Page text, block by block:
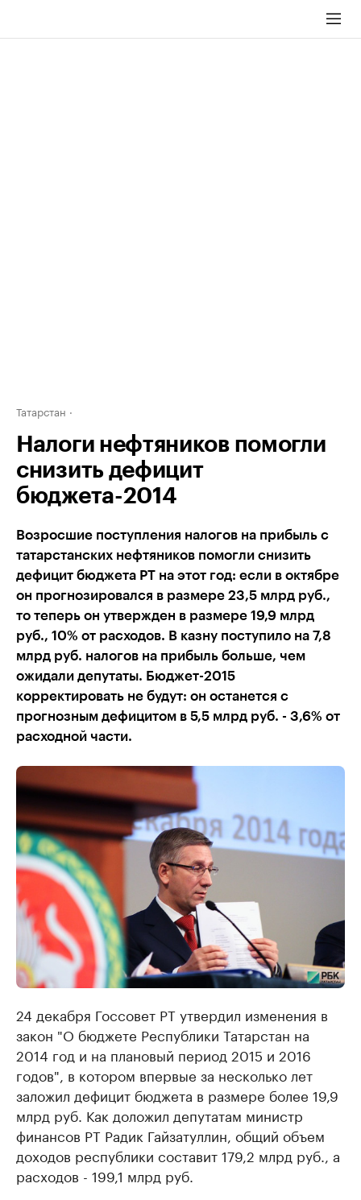
Татарстан
Налоги нефтяников помогли
снизить дефицит
бюджета-2014
Возросшие поступления налогов на прибыль с
татарстанских нефтяников помогли снизить
дефицит бюджета РТ на этот год: если в октябре
он прогнозировался в размере 23,5 млрд руб.,
то теперь он утвержден в размере 19,9 млрд
руб., 10% от расходов. В казну поступило на 7,8
млрд руб. налогов на прибыль больше, чем
ожидали депутаты. Бюджет-2015
корректировать не будут: он останется с
прогнозным дефицитом в 5,5 млрд руб. - 3,6% от
расходной части.
24 декабря Госсовет РТ утвердил изменения в
закон "О бюджете Республики Татарстан на
2014 год и на плановый период 2015 и 2016
годов", в котором впервые за несколько лет
заложил дефицит бюджета в размере более 19,9
млрд руб. Как доложил депутатам министр
финансов РТ Радик Гайзатуллин, общий объем
доходов республики составит 179,2 млрд руб., а
расходов - 199,1 млрд руб.